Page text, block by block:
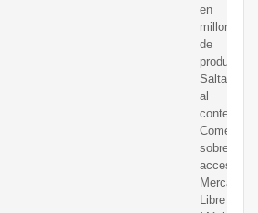
en
millones
de
productos.
Saltar
al
contenido
Comentar
sobre
Mercado
Libre